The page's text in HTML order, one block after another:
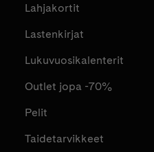
Lahjakortit
Lastenkirjat
Lukuvuosikalenterit
Outlet jopa -70%
Pelit
Taidetarvikkeet